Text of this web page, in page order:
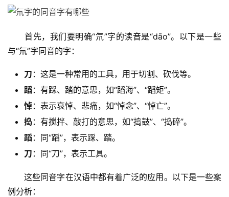
首先，我们要明确“氘”字的读音是“dāo”。以下是一些
与“氘”字同音的字：
刀 ：这是一种常用的工具，用于切割、砍伐等。
蹈 ：有踩、踏的意思，如“蹈海”、“蹈矩”。
悼：表示哀悼、悲痛，如“悼念”、“悼亡”。
捣：有搅拌、敲打的意思，如“捣鼓”、“捣碎”。
蹈 ：同“蹈”，表示踩、踏。
刀 ：同“刀”，表示工具。
这些同音字在汉语中都有着广泛的应用。以下是一些案
例分析：